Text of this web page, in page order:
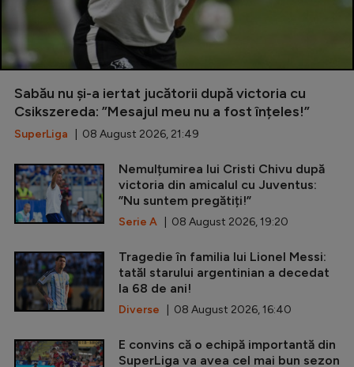
Sabău nu și-a iertat jucătorii după victoria cu
Csikszereda: ”Mesajul meu nu a fost înțeles!”
SuperLiga | 08 August 2026, 21:49
Nemulțumirea lui Cristi Chivu după
victoria din amicalul cu Juventus:
”Nu suntem pregătiți!”
Serie A | 08 August 2026, 19:20
Tragedie în familia lui Lionel Messi:
tatăl starului argentinian a decedat
la 68 de ani!
Diverse | 08 August 2026, 16:40
E convins că o echipă importantă din
SuperLiga va avea cel mai bun sezon